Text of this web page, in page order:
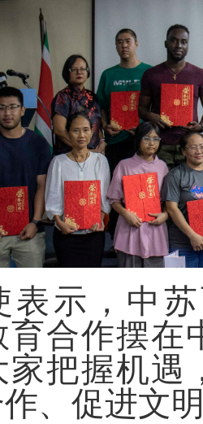
表示，中
育合作摆在
家把握机遇
、促进文